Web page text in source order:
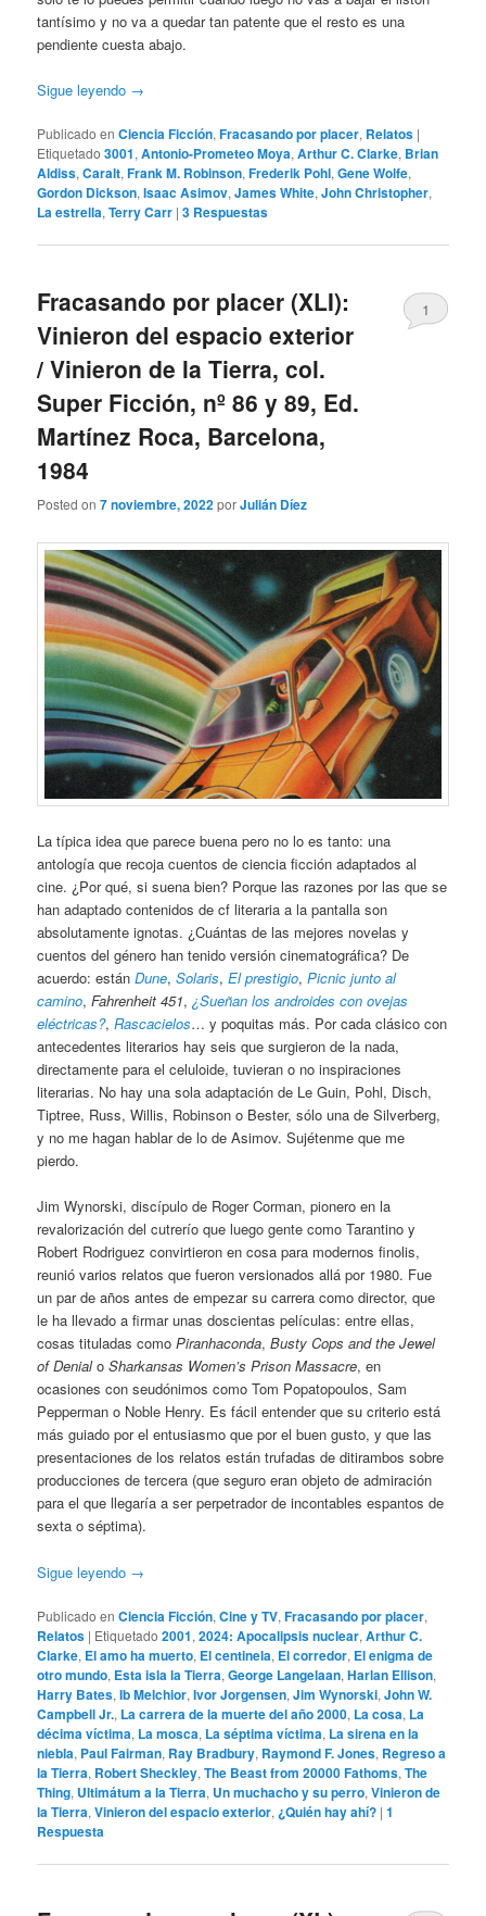
tantísimo y no va a quedar tan patente que el resto es una
pendiente cuesta abajo.
Sigue leyendo →
Publicado en Ciencia Ficción,Fracasando por placer, Relatos |
Etiquetado 3001,Antonio-Prometeo Moya,Arthur C. Clarke, Brian
Aldiss,Caralt,Frank M. Robinson,Frederik Pohl,Gene Wolfe,
Gordon Dickson,Isaac Asimov,James White,John Christopher,
La estrella,Terry Carr |3 Respuestas
Fracasando por placer (XLI):
Vinieron del espacio exterior
/ Vinieron de la Tierra, col.
Super Ficción, nº 86 y 89, Ed.
Martínez Roca, Barcelona,
1984
Posted on7 noviembre, 2022porJulián Díez
1
La típica idea que parece buena pero no lo es tanto: una
antología que recoja cuentos de ciencia ficción adaptados al
cine. ¿Por qué, si suena bien? Porque las razones por las que se
han adaptado contenidos de cf literaria a la pantalla son
absolutamente ignotas. ¿Cuántas de las mejores novelas y
cuentos del género han tenido versión cinematográfica? De
acuerdo: estánDune,Solaris,El prestigio,Picnic junto al
camino,Fahrenheit 451,¿Sueñan los androides con ovejas
eléctricas?,Rascacielos… y poquitas más. Por cada clásico con
antecedentes literarios hay seis que surgieron de la nada,
directamente para el celuloide, tuvieran o no inspiraciones
literarias. No hay una sola adaptación de Le Guin, Pohl, Disch,
Tiptree, Russ, Willis, Robinson o Bester, sólo una de Silverberg,
y no me hagan hablar de lo de Asimov. Sujétenme que me
pierdo.
Jim Wynorski, discípulo de Roger Corman, pionero en la
revalorización del cutrerío que luego gente como Tarantino y
Robert Rodriguez convirtieron en cosa para modernos finolis,
reunió varios relatos que fueron versionados allá por 1980. Fue
un par de años antes de empezar su carrera como director, que
le ha llevado a firmar unas doscientas películas: entre ellas,
cosas tituladas comoPiranhaconda,Busty Cops and the Jewel
of DenialoSharkansas Women’s Prison Massacre, en
ocasiones con seudónimos como Tom Popatopoulos, Sam
Pepperman o Noble Henry. Es fácil entender que su criterio está
más guiado por el entusiasmo que por el buen gusto, y que las
presentaciones de los relatos están trufadas de ditirambos sobre
producciones de tercera (que seguro eran objeto de admiración
para el que llegaría a ser perpetrador de incontables espantos de
sexta o séptima).
Sigue leyendo →
Publicado en Ciencia Ficción,Cine y TV,Fracasando por placer,
Relatos | Etiquetado 2001,2024: Apocalipsis nuclear,Arthur C.
Clarke, El amo ha muerto, El centinela, El corredor, El enigma de
otro mundo, Esta isla la Tierra,George Langelaan,Harlan Ellison,
Harry Bates,Ib Melchior,Ivor Jorgensen,Jim Wynorski,John W.
Campbell Jr., La carrera de la muerte del año 2000, La cosa, La
décima víctima, La mosca, La séptima víctima, La sirena en la
niebla, Paul Fairman, Ray Bradbury, Raymond F. Jones, Regreso a
la Tierra, Robert Sheckley,The Beast from 20000 Fathoms,The
Thing, Ultimátum a la Tierra, Un muchacho y su perro,Vinieron de
la Tierra,Vinieron del espacio exterior, ¿Quién hay ahí? |1
Respuesta